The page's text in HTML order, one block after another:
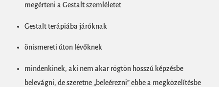
megérteni a Gestalt szemléletet
Gestalt terápiába járóknak
önismereti úton lévőknek
mindenkinek, aki nem akar rögtön hosszú képzésbe
belevágni, de szeretne „beleérezni” ebbe a megközelítésbe